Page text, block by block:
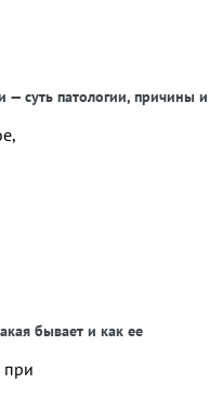
— суть патологии, причины и
бывает и как ее